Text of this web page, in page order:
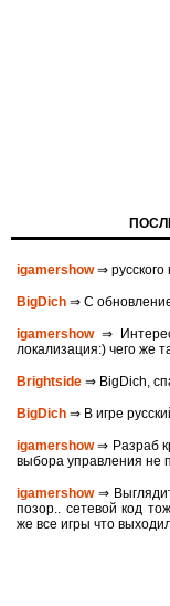
igamershow⇒ русского
BigDich ⇒ С
igamershow⇒
локализация:) чего же
Brightside ⇒ BigDich,
BigDich ⇒ В игре
igamershow⇒ Разраб
выбора управления не
igamershow⇒
позор.. сетевой код
же все игры что